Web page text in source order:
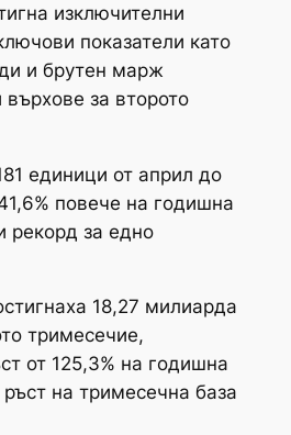
изключителни
показатели като
и брутен марж
върхове за второто
единици от април до
повече на годишна
рекорд за едно
18,27 милиарда
тримесечие,
от 125,3% на годишна
на тримесечна база